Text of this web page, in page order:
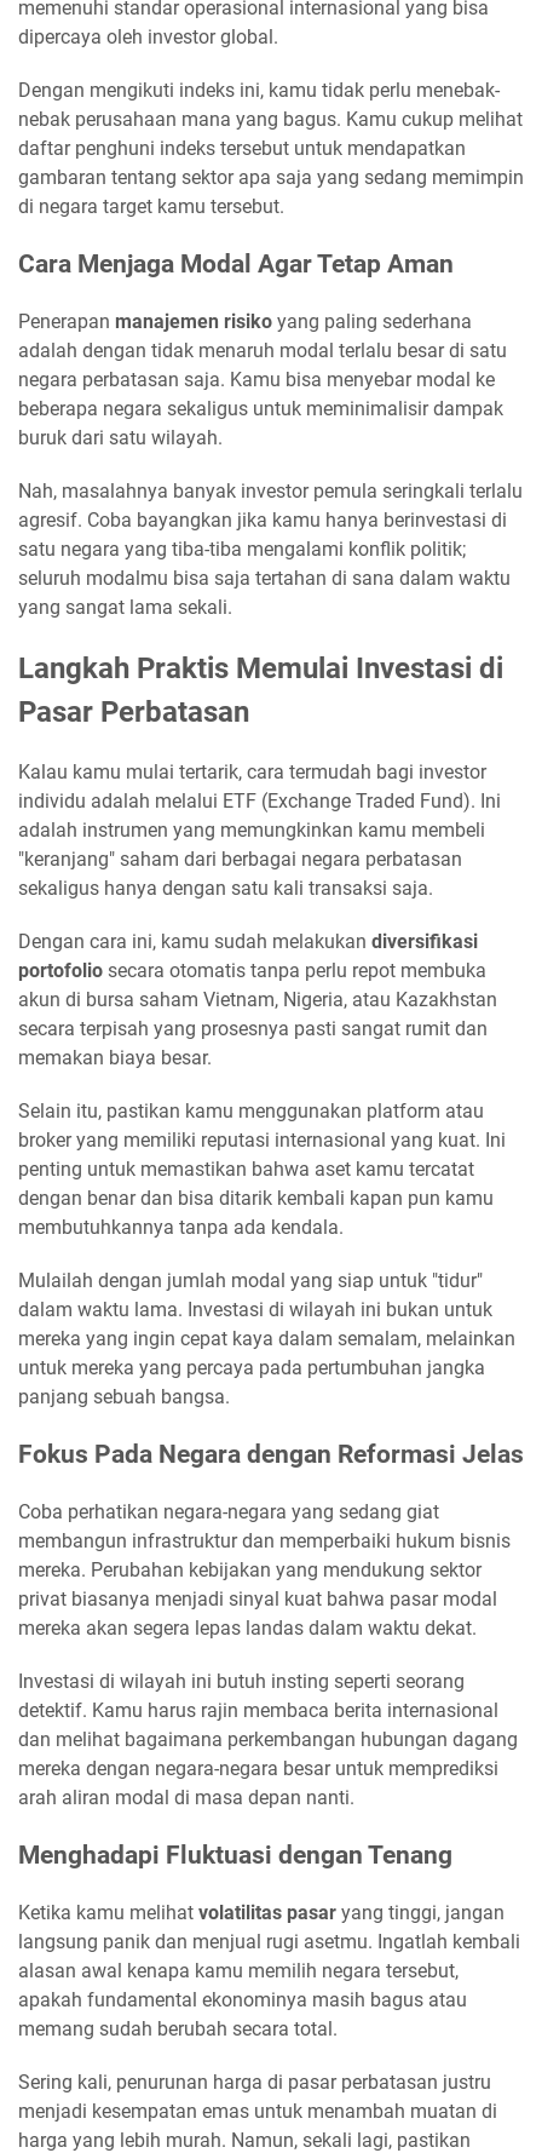
memenuhi standar operasional internasional yang bisa
dipercaya oleh investor global.
Dengan mengikuti indeks ini, kamu tidak perlu menebak-
nebak perusahaan mana yang bagus. Kamu cukup melihat
daftar penghuni indeks tersebut untuk mendapatkan
gambaran tentang sektor apa saja yang sedang memimpin
di negara target kamu tersebut.
Cara Menjaga Modal Agar Tetap Aman
Penerapan manajemen risiko yang paling sederhana
adalah dengan tidak menaruh modal terlalu besar di satu
negara perbatasan saja. Kamu bisa menyebar modal ke
beberapa negara sekaligus untuk meminimalisir dampak
buruk dari satu wilayah.
Nah, masalahnya banyak investor pemula seringkali terlalu
agresif. Coba bayangkan jika kamu hanya berinvestasi di
satu negara yang tiba-tiba mengalami konflik politik;
seluruh modalmu bisa saja tertahan di sana dalam waktu
yang sangat lama sekali.
Langkah Praktis Memulai Investasi di
Pasar Perbatasan
Kalau kamu mulai tertarik, cara termudah bagi investor
individu adalah melalui ETF (Exchange Traded Fund). Ini
adalah instrumen yang memungkinkan kamu membeli
"keranjang" saham dari berbagai negara perbatasan
sekaligus hanya dengan satu kali transaksi saja.
Dengan cara ini, kamu sudah melakukan diversifikasi
portofolio secara otomatis tanpa perlu repot membuka
akun di bursa saham Vietnam, Nigeria, atau Kazakhstan
secara terpisah yang prosesnya pasti sangat rumit dan
memakan biaya besar.
Selain itu, pastikan kamu menggunakan platform atau
broker yang memiliki reputasi internasional yang kuat. Ini
penting untuk memastikan bahwa aset kamu tercatat
dengan benar dan bisa ditarik kembali kapan pun kamu
membutuhkannya tanpa ada kendala.
Mulailah dengan jumlah modal yang siap untuk "tidur"
dalam waktu lama. Investasi di wilayah ini bukan untuk
mereka yang ingin cepat kaya dalam semalam, melainkan
untuk mereka yang percaya pada pertumbuhan jangka
panjang sebuah bangsa.
Fokus Pada Negara dengan Reformasi Jelas
Coba perhatikan negara-negara yang sedang giat
membangun infrastruktur dan memperbaiki hukum bisnis
mereka. Perubahan kebijakan yang mendukung sektor
privat biasanya menjadi sinyal kuat bahwa pasar modal
mereka akan segera lepas landas dalam waktu dekat.
Investasi di wilayah ini butuh insting seperti seorang
detektif. Kamu harus rajin membaca berita internasional
dan melihat bagaimana perkembangan hubungan dagang
mereka dengan negara-negara besar untuk memprediksi
arah aliran modal di masa depan nanti.
Menghadapi Fluktuasi dengan Tenang
Ketika kamu melihat volatilitas pasar yang tinggi, jangan
langsung panik dan menjual rugi asetmu. Ingatlah kembali
alasan awal kenapa kamu memilih negara tersebut,
apakah fundamental ekonominya masih bagus atau
memang sudah berubah secara total.
Sering kali, penurunan harga di pasar perbatasan justru
menjadi kesempatan emas untuk menambah muatan di
harga yang lebih murah. Namun, sekali lagi, pastikan